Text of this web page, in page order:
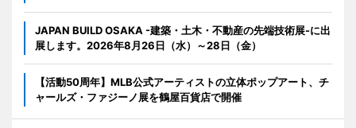
JAPAN BUILD OSAKA -建築・土木・不動産の先端技術展-に出
展します。2026年8月26日（水）～28日（金）
【活動50周年】MLB公式アーティストの立体ポップアート、チ
ャールズ・ファジーノ展を鶴屋百貨店で開催